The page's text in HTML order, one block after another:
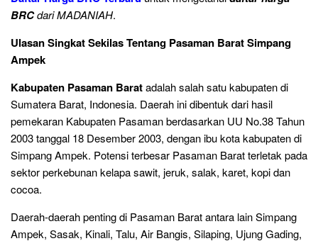
BRCdari MADANIAH.
Ulasan Singkat Sekilas Tentang Pasaman Barat Simpang
Ampek
Kabupaten Pasaman Baratadalah salah satu kabupaten di
Sumatera Barat, Indonesia. Daerah ini dibentuk dari hasil
pemekaran Kabupaten Pasaman berdasarkan UU No.38 Tahun
2003 tanggal 18 Desember 2003, dengan ibu kota kabupaten di
Simpang Ampek. Potensi terbesar Pasaman Barat terletak pada
sektor perkebunan kelapa sawit, jeruk, salak, karet, kopi dan
cocoa.
Daerah-daerah penting di Pasaman Barat antara lain Simpang
Ampek, Sasak, Kinali, Talu, Air Bangis, Silaping, Ujung Gading,